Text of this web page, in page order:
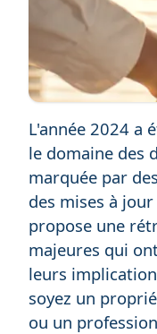
L'année 2024 a
le domaine des
marquée par
des mises à
propose une
majeures qui
leurs
soyez un
ou un